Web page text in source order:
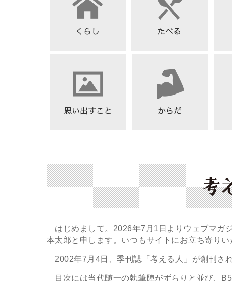
はじめまして。2026年7月1日よりウェブマガ
本太郎と申します。いつもサイトにお立ち寄りい
2002年7月4日、季刊誌「考える人」が創刊され
目次には当代随一の執筆陣がずらりと並び、